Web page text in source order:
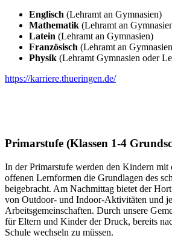
Englisch (Lehramt an Gymnasien)
Mathematik (Lehramt an
Latein (Lehramt an Gymnasien)
Französisch (Lehramt an
Physik (Lehramt Gymnasien oder
https://karriere.thueringen.de/
Primarstufe (Klassen 1-4
In der Primarstufe werden den Kindern mit
offenen Lernformen die Grundlagen des
beigebracht. Am Nachmittag bietet der
von Outdoor- und Indoor-Aktivitäten und
Arbeitsgemeinschaften. Durch unsere
für Eltern und Kinder der Druck, bereits
Schule wechseln zu müssen.